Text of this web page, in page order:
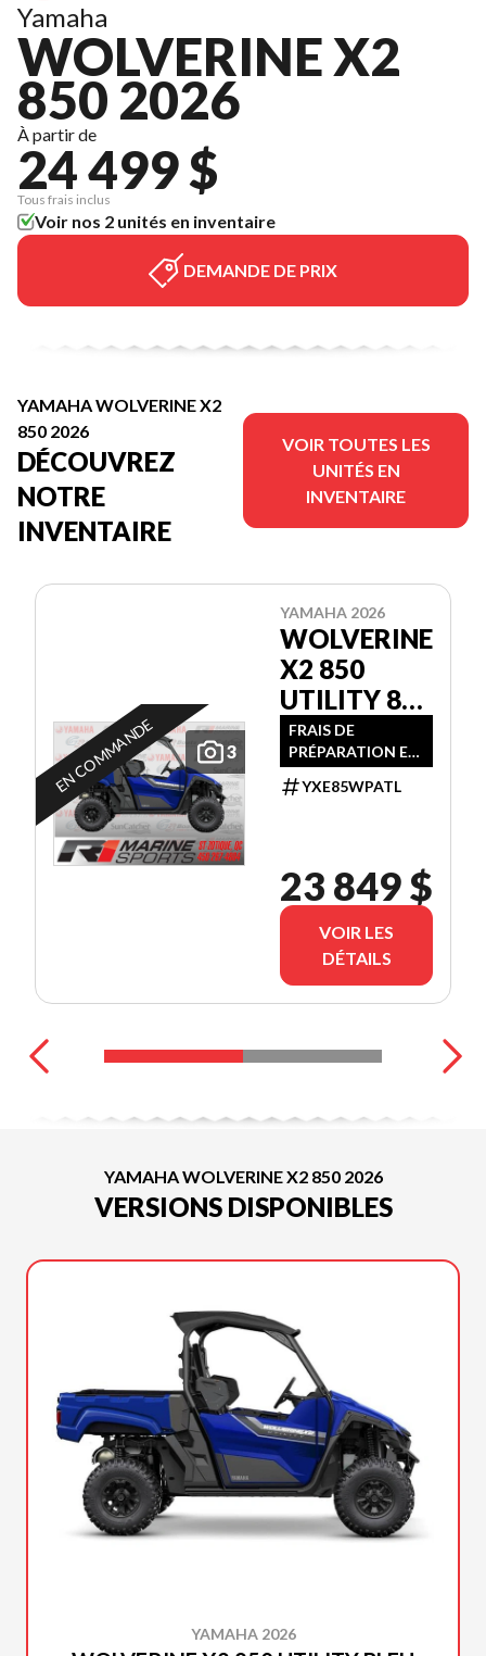
Yamaha
WOLVERINE X2
850 2026
À partir de
24 499 $
Tous frais inclus
Voir nos 2 unités en inventaire
DEMANDE DE PRIX
YAMAHA WOLVERINE X2
850 2026
DÉCOUVREZ
NOTRE
INVENTAIRE
VOIR TOUTES LES
UNITÉS EN
INVENTAIRE
3
EN COMMANDE
YAMAHA 2026
WOLVERINE
X2 850
UTILITY 80$
PAR
SEMAINES
TX IN
FRAIS DE
PRÉPARATION ET
TRANSPORT
INCLUS
YXE85WPATL
23 849 $
VOIR LES
DÉTAILS
YAMAHA WOLVERINE X2 850 2026
VERSIONS DISPONIBLES
YAMAHA 2026